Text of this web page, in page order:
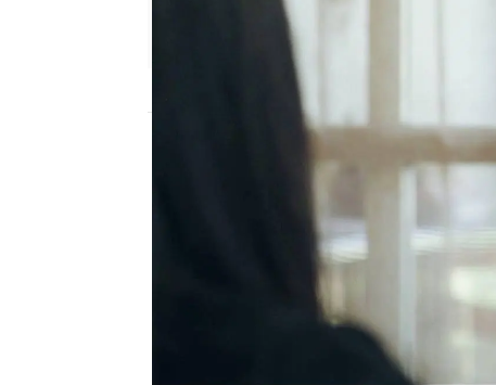
Melissa escribe su
La pequeña se inspira
escribió a Cüneyt
para
profesora decide no
la pequeña se está